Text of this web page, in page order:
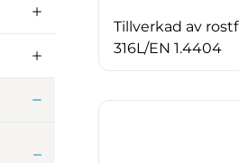
Tillverkad av
316L/EN 1.4404